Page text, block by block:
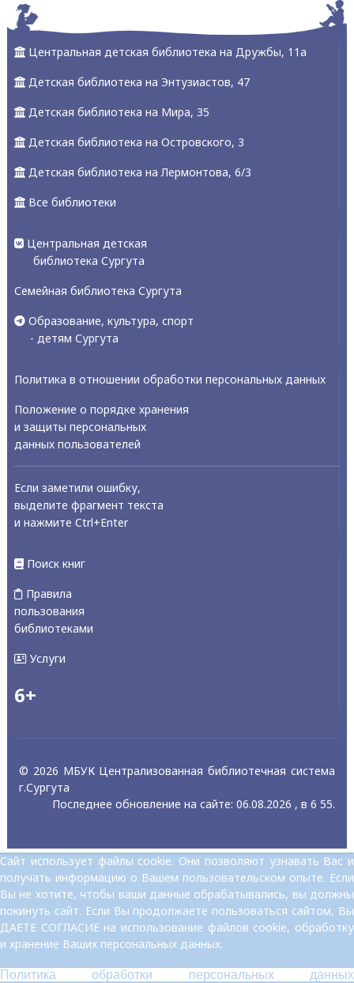
Центральная детская библиотека на Дружбы, 11а
Детская библиотека на Энтузиастов, 47
Детская библиотека на Мира, 35
Детская библиотека на Островского, 3
Детская библиотека на Лермонтова, 6/3
Все библиотеки
Центральная детская
библиотека Сургута
Семейная библиотека Сургута
Образование, культура, спорт
- детям Сургута
Политика в отношении обработки персональных данных
Положение о порядке хранения
и защиты персональных
данных пользователей
Если заметили ошибку,
выделите фрагмент текста
и нажмите Ctrl+Enter
Поиск книг
Правила
пользования
библиотеками
Услуги
6+
© 2026 МБУК Централизованная библиотечная система
г.Сургута
Последнее обновление на сайте: 06.08.2026 , в 6 55.
Сайт использует файлы cookie. Они позволяют узнавать Вас и
получать информацию о Вашем пользовательском опыте. Если
Вы не хотите, чтобы ваши данные обрабатывались, вы должны
покинуть сайт. Если Вы продолжаете пользоваться сайтом, Вы
ДАЕТЕ СОГЛАСИЕ на использование файлов cookie, обработку
и хранение Ваших персональных данных.
Политика обработки персональных данных